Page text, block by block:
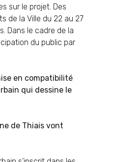
sur le projet. Des
de la Ville du 22 au 27
Dans le cadre de la
du public par
en compatibilité
qui dessine le
de Thiais vont